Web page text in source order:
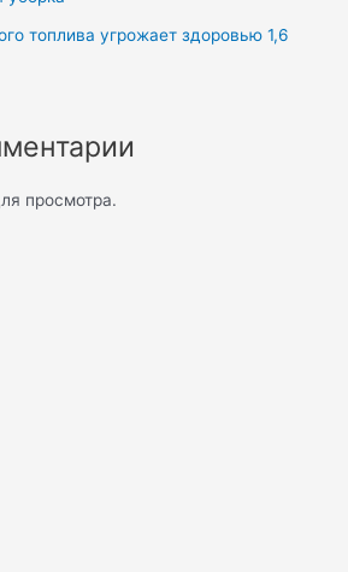
топлива угрожает здоровью 1,6
просмотра.